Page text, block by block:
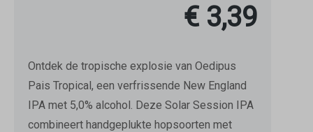
€ 3,39
Ontdek de tropische explosie van Oedipus
Pais Tropical, een verfrissende New England
IPA met 5,0% alcohol. Deze Solar Session IPA
combineert handgeplukte hopsoorten met